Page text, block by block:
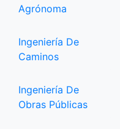
Agrónoma
Ingeniería De
Caminos
Ingeniería De
Obras Públicas